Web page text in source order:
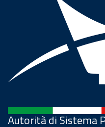
Autorità di Sistema